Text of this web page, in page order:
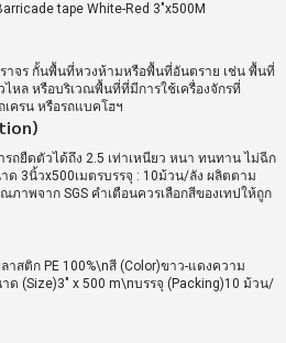
tape White-Red 3"x500M
าจร กั้นพื้นที่หวงห้ามหรือพื้นที่อันตราย เช่น พื้นที่
หล หรือบริเวณพื้นที่ที่มีการใช้เครื่องจักรที่
ครน หรือรถแบคโฮฯ
ถยืดตัวได้ถึง 2.5 เท่าเหนียว หนา ทนทาน ไม่ฉีก
ด 3นิ้วx500เมตรบรรจุ : 10ม้วน/ลัง ผลิตตาม
ภาพจาก SGS คำเตือนควรเลือกสีของเทปให้ถูก
สติก PE 100%\nสี (Color)ขาว-แดงความ
ด (Size)3" x 500 m\nบรรจุ (Packing)10 ม้วน/